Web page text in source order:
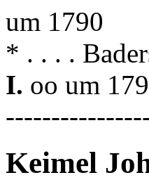
um 1790
* . . . .
I. oo um
Keimel